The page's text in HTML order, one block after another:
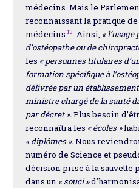
médecins. Mais le
reconnaissant la pratique
médecins 13. Ainsi, «
d’ostéopathe ou de
les « personnes titulaires
formation spécifique à
délivrée par un
ministre chargé de la santé
par décret ».Plus besoin
reconnaîtra les « écoles »
« diplômes ».Nous
numéro de Science et
décision prise à la sauvette
dans un « souci »